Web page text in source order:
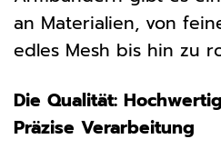
an Materialien, von
edles Mesh bis hin zu
Die Qualität:
Präzise Verarbeitung